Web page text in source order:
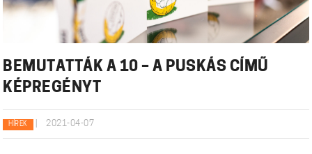
BEMUTATTÁK A 10 – A PUSKÁS CÍMŰ
KÉPREGÉNYT
HÍREK 2021-04-07